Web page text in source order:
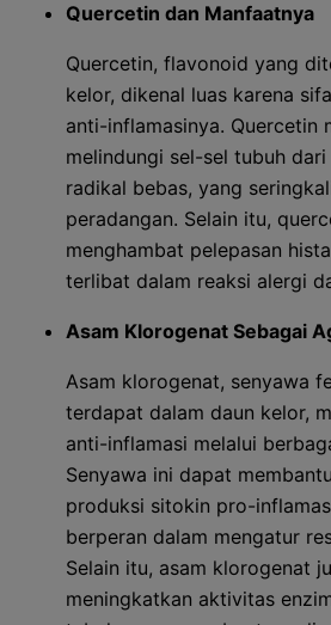
Quercetin dan Manfaatnya
Quercetin, flavonoid yang
kelor, dikenal luas karena
anti-inflamasinya. Quercetin
melindungi sel-sel tubuh
radikal bebas, yang
peradangan. Selain itu,
menghambat pelepasan
terlibat dalam reaksi alergi
Asam Klorogenat Sebagai
Asam klorogenat, senyawa
terdapat dalam daun kelor,
anti-inflamasi melalui
Senyawa ini dapat
produksi sitokin pro-
berperan dalam mengatur
Selain itu, asam klorogenat
meningkatkan aktivitas